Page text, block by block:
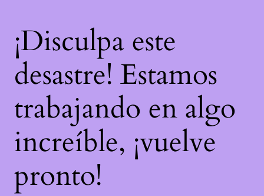
¡Disculpa este
desastre! Estamos
trabajando en algo
increíble, ¡vuelve
pronto!